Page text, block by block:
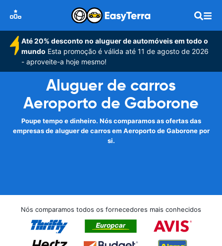
Até 20% desconto no aluguer de automóveis em todo o
mundo Esta promoção é válida até 11 de agosto de 2026
- aproveite-a hoje mesmo!
Aluguer de carros
Aeroporto de Gaborone
Poupe tempo e dinheiro. Nós comparamos as ofertas das
empresas de aluguer de carros em Aeroporto de Gaborone por
si.
Nós comparamos todos os fornecedores mais conhecidos